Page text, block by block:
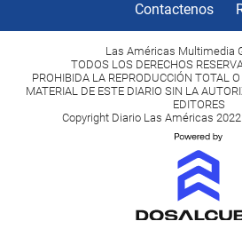
Contactenos
Las Américas Multimedia
TODOS LOS DERECHOS
PROHIBIDA LA REPRODUCCIÓN TOTAL
MATERIAL DE ESTE DIARIO SIN LA
EDITORES
Copyright Diario Las Américas